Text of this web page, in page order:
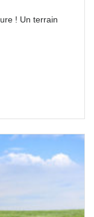
! Un terrain